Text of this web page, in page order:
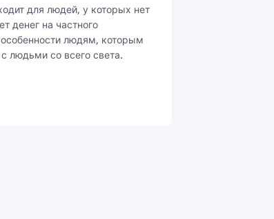
для людей, у которых нет
денег на частного
людям, которым
людьми со всего света.